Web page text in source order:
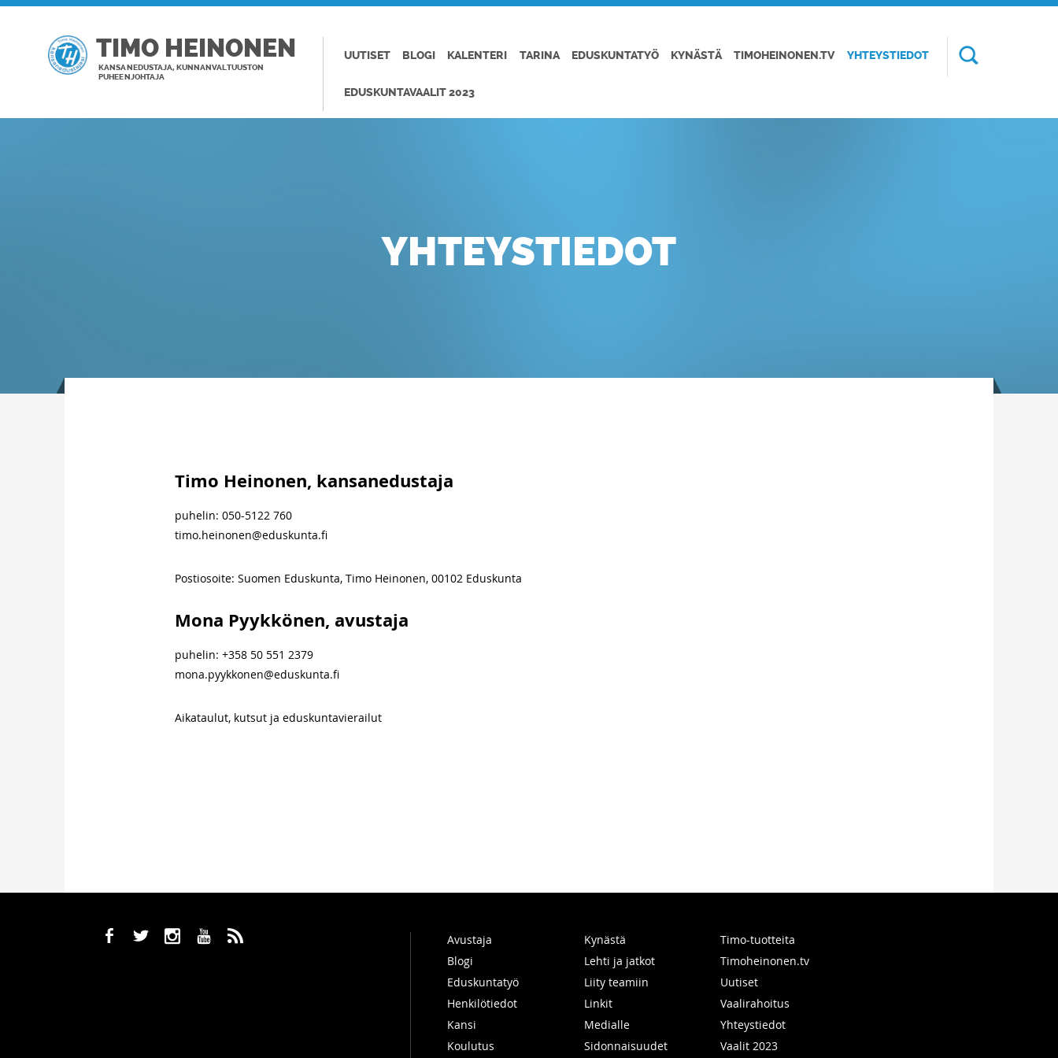
TIMO HEINONEN
KANSANEDUSTAJA, KUNNANVALTUUSTON
PUHEENJOHTAJA
UUTISET BLOGI KALENTERI TARINA EDUSKUNTATYÖ KYNÄSTÄ TIMOHEINONEN.TV YHTEYSTIEDOT
EDUSKUNTAVAALIT 2023
YHTEYSTIEDOT
Timo Heinonen, kansanedustaja
puhelin: 050-5122 760
timo.heinonen@eduskunta.fi
Postiosoite: Suomen Eduskunta, Timo Heinonen, 00102 Eduskunta
Mona Pyykkönen, avustaja
puhelin: +358 50 551 2379
mona.pyykkonen@eduskunta.fi
Aikataulut, kutsut ja eduskuntavierailut
b a x r ,
Avustaja
Blogi
Eduskuntatyö
Henkilötiedot
Kansi
Koulutus
Kynästä
Lehti ja jatkot
Liity teamiin
Linkit
Medialle
Sidonnaisuudet
Timo-tuotteita
Timoheinonen.tv
Uutiset
Vaalirahoitus
Yhteystiedot
Vaalit 2023